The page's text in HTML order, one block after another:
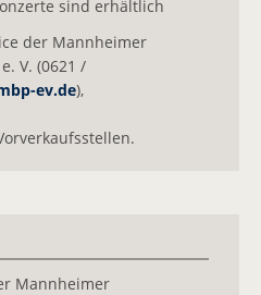
sind erhältlich
der Mannheimer
V. (0621 /
ev.de),
Mannheimer